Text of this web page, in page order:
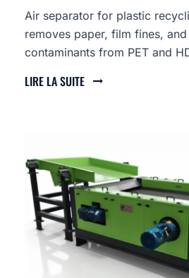
Air separator for plastic
removes paper, film fines,
contaminants from PET and
LIRE LA SUITE